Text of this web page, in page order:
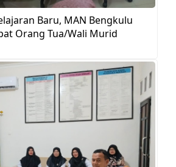
Baru, MAN Bengkulu
Orang Tua/Wali Murid